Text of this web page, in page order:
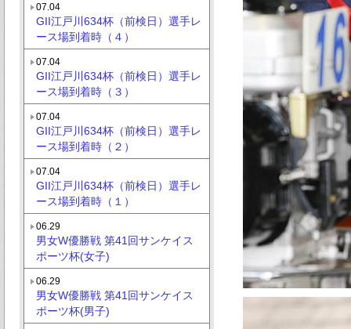
07.04
GII江戸川634杯（前検日）選手レ
ース場到着時（４）
07.04
GII江戸川634杯（前検日）選手レ
ース場到着時（３）
07.04
GII江戸川634杯（前検日）選手レ
ース場到着時（２）
07.04
GII江戸川634杯（前検日）選手レ
ース場到着時（１）
06.29
男女W優勝戦 第41回サンケイス
ポーツ杯(女子)
06.29
男女W優勝戦 第41回サンケイス
ポーツ杯(男子)